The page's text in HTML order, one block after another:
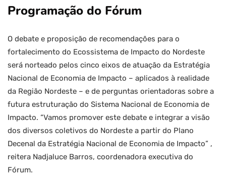
Programação do Fórum
O debate e proposição de recomendações para o
fortalecimento do Ecossistema de Impacto do Nordeste
será norteado pelos cinco eixos de atuação da Estratégia
Nacional de Economia de Impacto – aplicados à realidade
da Região Nordeste – e de perguntas orientadoras sobre a
futura estruturação do Sistema Nacional de Economia de
Impacto. “Vamos promover este debate e integrar a visão
dos diversos coletivos do Nordeste a partir do Plano
Decenal da Estratégia Nacional de Economia de Impacto” ,
reitera Nadjaluce Barros, coordenadora executiva do
Fórum.